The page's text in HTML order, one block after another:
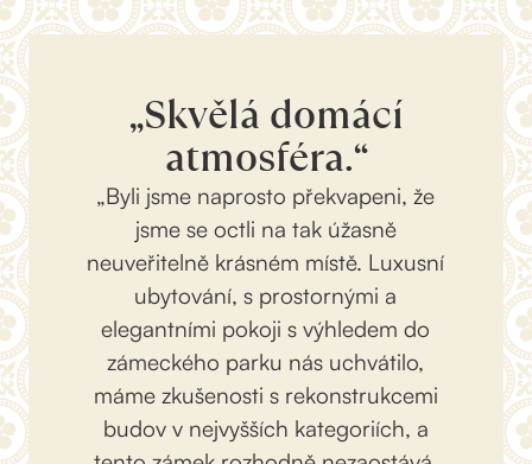
„Skvělá domácí
atmosféra.“
„Byli jsme naprosto překvapeni, že
jsme se octli na tak úžasně
neuveřitelně krásném místě. Luxusní
ubytování, s prostornými a
elegantními pokoji s výhledem do
zámeckého parku nás uchvátilo,
máme zkušenosti s rekonstrukcemi
budov v nejvyšších kategoriích, a